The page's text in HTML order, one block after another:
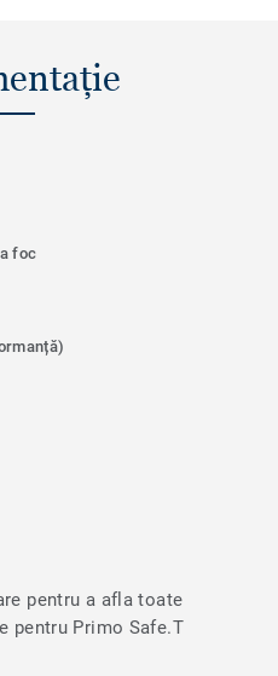
foc
pentru a afla toate
pentru Primo Safe.T